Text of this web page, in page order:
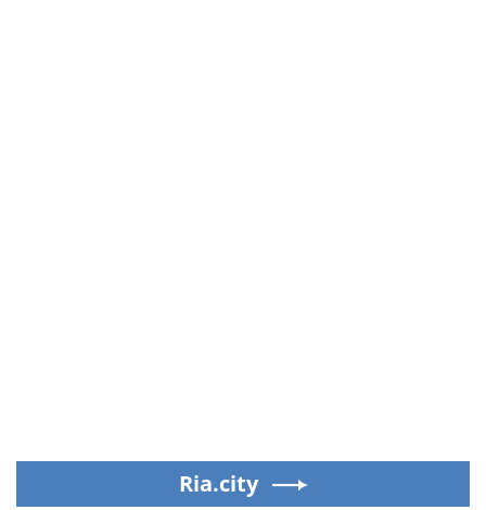
Ria.city